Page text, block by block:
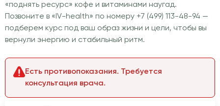
«поднять ресурс» кофе и витаминами наугад.
Позвоните в «IV-health» по номеру +7 (499) 113-48-94 —
подберем курс под ваш образ жизни и цели, чтобы вы
вернули энергию и стабильный ритм.
Есть противопоказания. Требуется
консультация врача.